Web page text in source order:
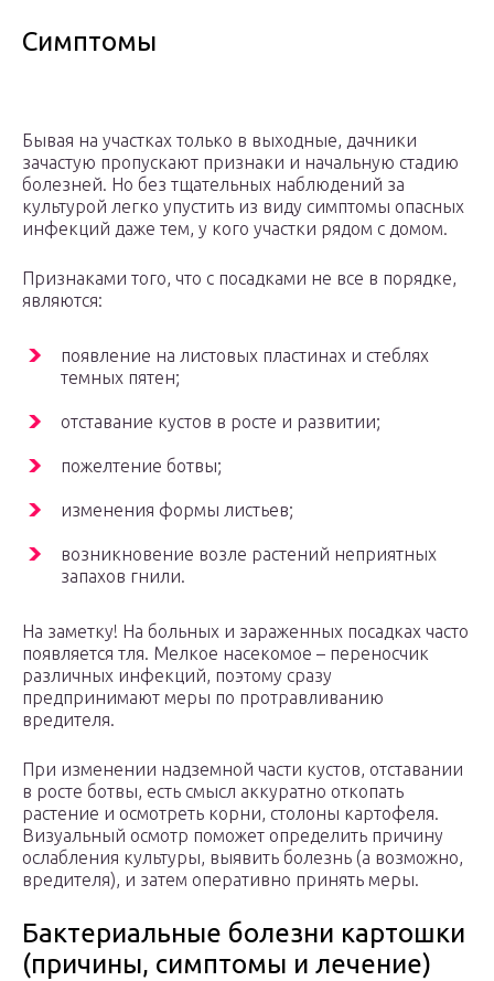
Симптомы
Бывая на участках только в выходные, дачники
зачастую пропускают признаки и начальную стадию
болезней. Но без тщательных наблюдений за
культурой легко упустить из виду симптомы опасных
инфекций даже тем, у кого участки рядом с домом.
Признаками того, что с посадками не все в порядке,
являются:
появление на листовых пластинах и стеблях
темных пятен;
отставание кустов в росте и развитии;
пожелтение ботвы;
изменения формы листьев;
возникновение возле растений неприятных
запахов гнили.
На заметку! На больных и зараженных посадках часто
появляется тля. Мелкое насекомое – переносчик
различных инфекций, поэтому сразу
предпринимают меры по протравливанию
вредителя.
При изменении надземной части кустов, отставании
в росте ботвы, есть смысл аккуратно откопать
растение и осмотреть корни, столоны картофеля.
Визуальный осмотр поможет определить причину
ослабления культуры, выявить болезнь (а возможно,
вредителя), и затем оперативно принять меры.
Бактериальные болезни картошки
(причины, симптомы и лечение)